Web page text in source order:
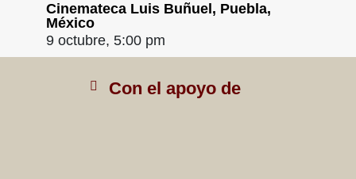
Cinemateca Luis Buñuel, Puebla,
México
9 octubre, 5:00 pm
Con el apoyo de